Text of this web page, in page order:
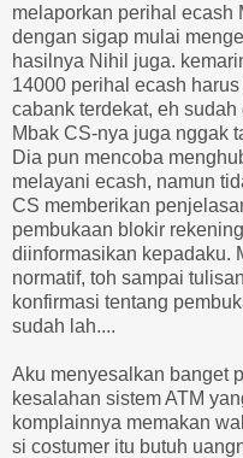
melaporkan perihal ecash
dengan sigap mulai
hasilnya Nihil juga.
14000 perihal ecash
cabank terdekat, eh
Mbak CS-nya juga nggak
Dia pun mencoba
melayani ecash, namun
CS memberikan
pembukaan blokir
diinformasikan kepadaku.
normatif, toh sampai
konfirmasi tentang
sudah lah....
Aku menyesalkan banget
kesalahan sistem ATM
komplainnya memakan
si costumer itu butuh